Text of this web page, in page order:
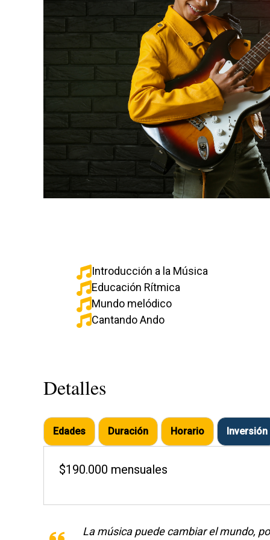
Introducción a la Música
Educación Rítmica
Mundo melódico
Cantando Ando
Detalles
Edades Duración Horario Inversión
$190.000 mensuales
La música puede cambiar el mundo,